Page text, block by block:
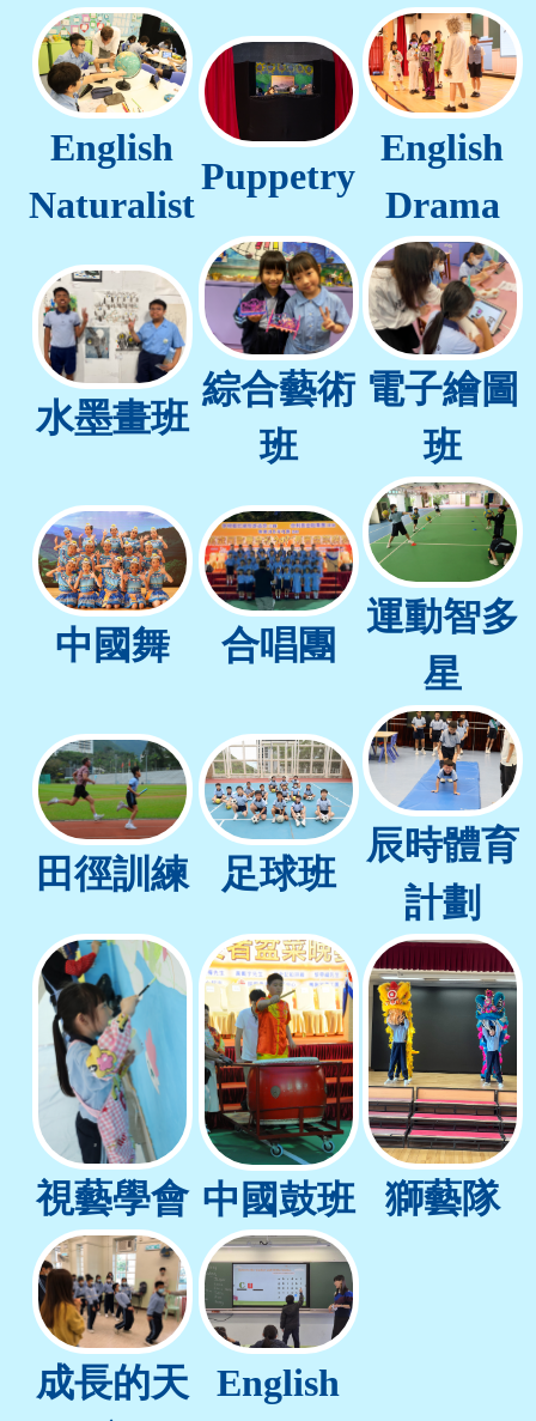
English
Naturalist
Puppetry
English
Drama
水墨畫班
綜合藝術
班
電子繪圖
班
中國舞 合唱團
運動智多
星
田徑訓練 足球班
辰時體育
計劃
視藝學會 中國鼓班 獅藝隊
成長的天
English